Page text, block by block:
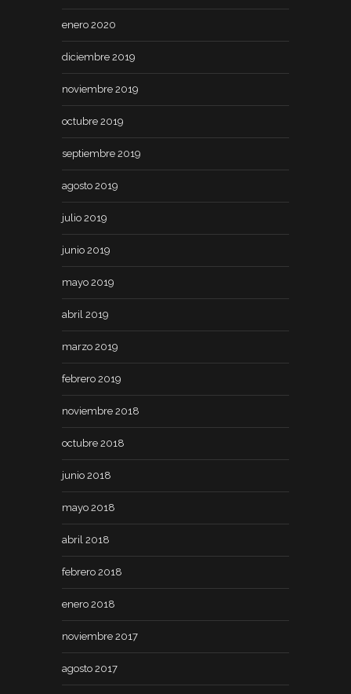
enero 2020
diciembre 2019
noviembre 2019
octubre 2019
septiembre 2019
agosto 2019
julio 2019
junio 2019
mayo 2019
abril 2019
marzo 2019
febrero 2019
noviembre 2018
octubre 2018
junio 2018
mayo 2018
abril 2018
febrero 2018
enero 2018
noviembre 2017
agosto 2017